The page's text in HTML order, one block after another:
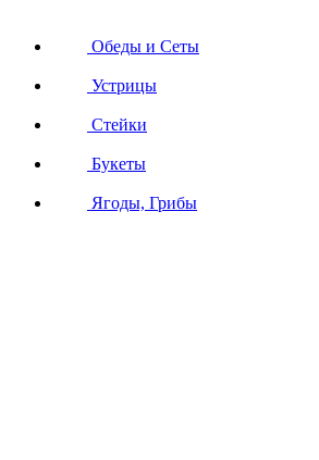
Обеды и Сеты
Устрицы
Стейки
Букеты
Ягоды, Грибы